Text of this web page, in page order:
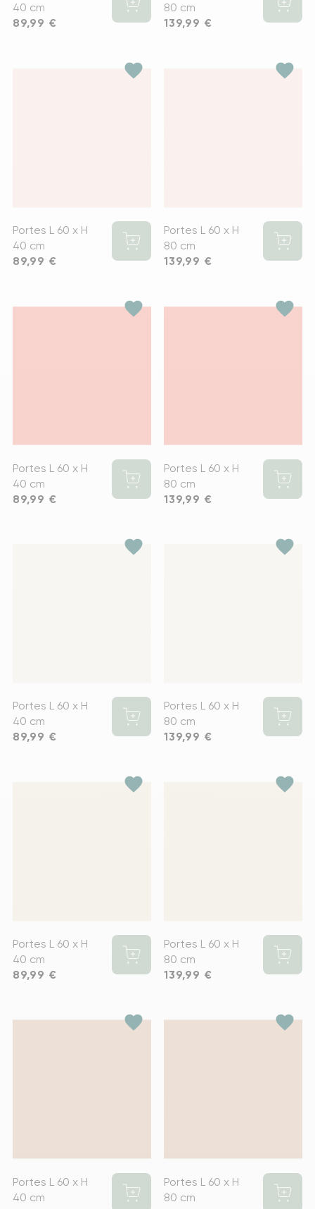
40 cm
Prix
89,99 €
80 cm
Prix
139,99 €
favorite
Portes L 60 x H
40 cm
Prix
89,99 €
favorite
Portes L 60 x H
80 cm
Prix
139,99 €
favorite
Portes L 60 x H
40 cm
Prix
89,99 €
favorite
Portes L 60 x H
80 cm
Prix
139,99 €
favorite
Portes L 60 x H
40 cm
Prix
89,99 €
favorite
Portes L 60 x H
80 cm
Prix
139,99 €
favorite
Portes L 60 x H
40 cm
Prix
89,99 €
favorite
Portes L 60 x H
80 cm
Prix
139,99 €
favorite
Portes L 60 x H
40 cm
favorite
Portes L 60 x H
80 cm